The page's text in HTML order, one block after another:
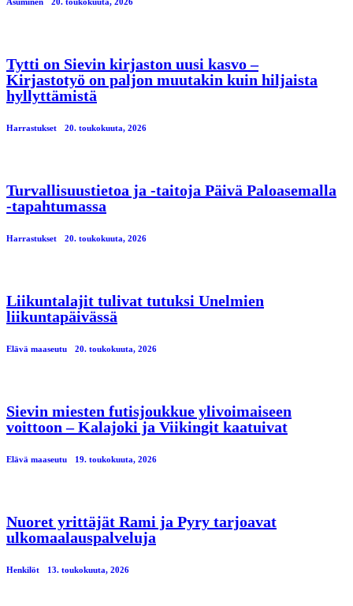
Tytti on Sievin kirjaston uusi kasvo –
Kirjastotyö on paljon muutakin kuin hiljaista
hyllyttämistä
Harrastukset 20. toukokuuta, 2026
Turvallisuustietoa ja -taitoja Päivä Paloasemalla
-tapahtumassa
Harrastukset 20. toukokuuta, 2026
Liikuntalajit tulivat tutuksi Unelmien
liikuntapäivässä
Elävä maaseutu 20. toukokuuta, 2026
Sievin miesten futisjoukkue ylivoimaiseen
voittoon – Kalajoki ja Viikingit kaatuivat
Elävä maaseutu 19. toukokuuta, 2026
Nuoret yrittäjät Rami ja Pyry tarjoavat
ulkomaalauspalveluja
Henkilöt 13. toukokuuta, 2026